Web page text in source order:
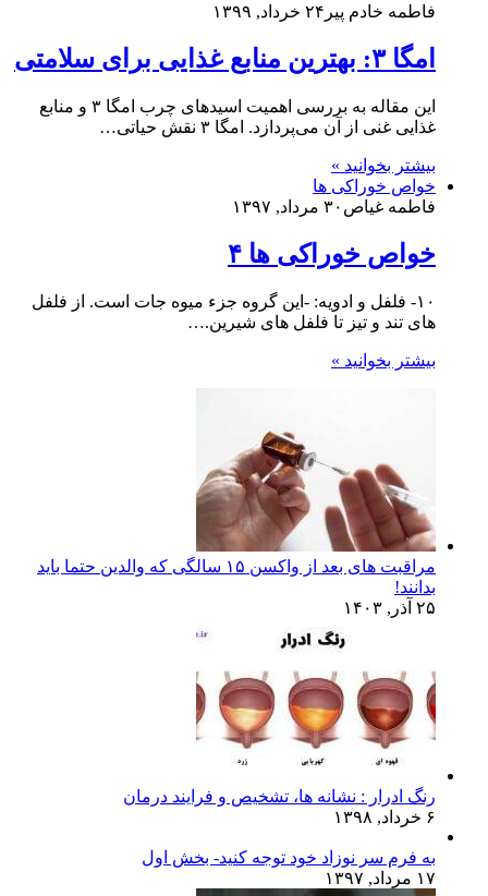
فاطمه خادم ‌پیر ۲۴ خرداد, ۱۳۹۹
امگا ۳: بهترین منابع غذایی برای سلامتی
این مقاله به بررسی اهمیت اسیدهای چرب امگا ۳ و منابع
غذایی غنی از آن می‌پردازد. امگا ۳ نقش حیاتی…
بیشتر بخوانید »
خواص خوراکی ها
فاطمه غیاص ۳۰ مرداد, ۱۳۹۷
خواص خوراکی ها ۴
۱۰- فلفل و ادویه: -این گروه جزء میوه جات است. از فلفل
های تند و تیز تا فلفل های شیرین.…
بیشتر بخوانید »
مراقبت های بعد از واکسن ۱۵ سالگی که والدین حتما باید
بدانند!
۲۵ آذر, ۱۴۰۳
رنگ ادرار : نشانه ها، تشخیص و فرایند درمان
۶ خرداد, ۱۳۹۸
به فرم سر نوزاد خود توجه کنید- بخش اول
۱۷ مرداد, ۱۳۹۷